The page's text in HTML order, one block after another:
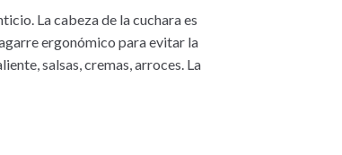
La cabeza de la cuchara es
ergonómico para evitar la
salsas, cremas, arroces. La